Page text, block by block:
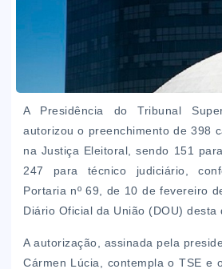
A Presidência do Tribunal
autorizou o preenchimento de 398
na Justiça Eleitoral, sendo 151
247 para técnico judiciário,
Portaria nº 69, de 10 de fevereiro
Diário Oficial da União (DOU) desta
A autorização, assinada pela
Cármen Lúcia, contempla o TSE e